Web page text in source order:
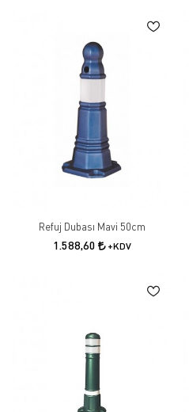
Refuj Dubası Mavi 50cm
1.588,60 +KDV